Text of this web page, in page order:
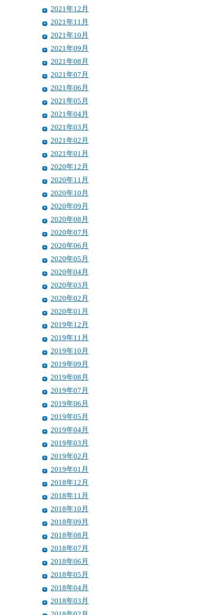
2021年12月
2021年11月
2021年10月
2021年09月
2021年08月
2021年07月
2021年06月
2021年05月
2021年04月
2021年03月
2021年02月
2021年01月
2020年12月
2020年11月
2020年10月
2020年09月
2020年08月
2020年07月
2020年06月
2020年05月
2020年04月
2020年03月
2020年02月
2020年01月
2019年12月
2019年11月
2019年10月
2019年09月
2019年08月
2019年07月
2019年06月
2019年05月
2019年04月
2019年03月
2019年02月
2019年01月
2018年12月
2018年11月
2018年10月
2018年09月
2018年08月
2018年07月
2018年06月
2018年05月
2018年04月
2018年03月